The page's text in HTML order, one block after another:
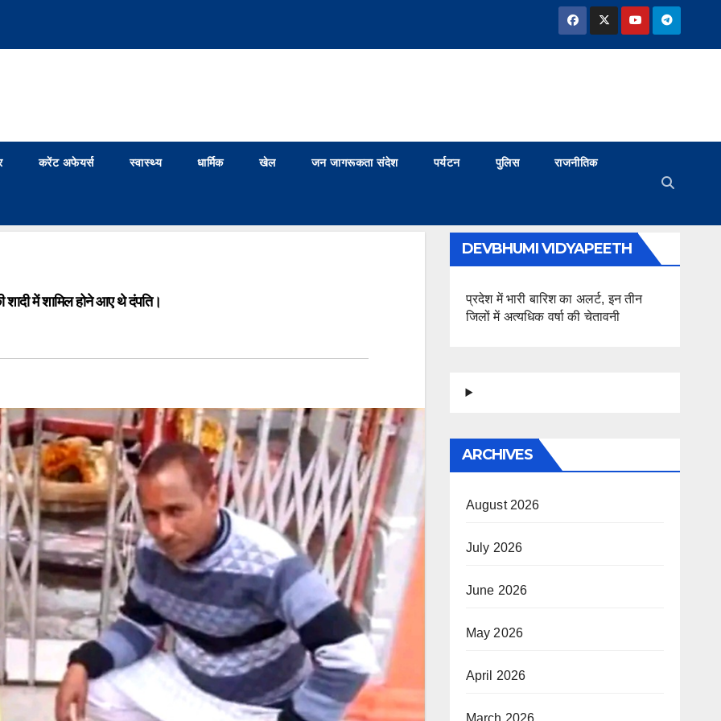
करेंट अफेयर्स स्वास्थ्य धार्मिक खेल जन जागरूकता संदेश पर्यटन पुलिस राजनीतिक
शादी में शामिल होने आए थे दंपति।
DEVBHUMI VIDYAPEETH
प्रदेश में भारी बारिश का अलर्ट, इन तीन
जिलों में अत्यधिक वर्षा की चेतावनी
ARCHIVES
August 2026
July 2026
June 2026
May 2026
April 2026
March 2026